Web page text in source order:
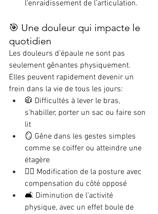
l’enraidissement de l’articulation.
🎯 Une douleur qui impacte le
quotidien
Les douleurs d’épaule ne sont pas
seulement gênantes physiquement.
Elles peuvent rapidement devenir un
frein dans la vie de tous les jours:
🧥 Difficultés à lever le bras,
s’habiller, porter un sac ou faire son
lit
🪞 Gêne dans les gestes simples
comme se coiffer ou atteindre une
étagère
🧍‍♀️ Modification de la posture avec
compensation du côté opposé
🛋️ Diminution de l’activité
physique, avec un effet boule de